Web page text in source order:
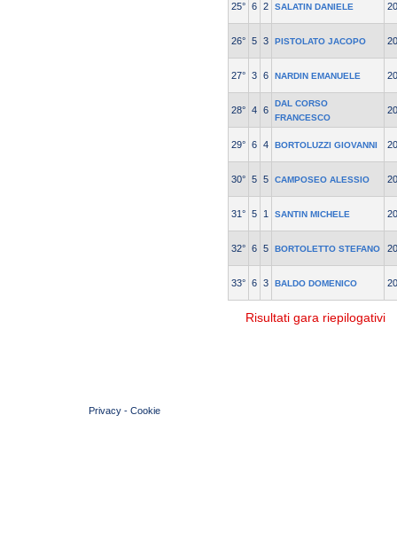
25° 6 2 SALATIN DANIELE
26° 5 3 PISTOLATO JACOPO
27° 3 6 NARDIN EMANUELE
28° 4 6
DAL CORSO
FRANCESCO
29° 6 4 BORTOLUZZI GIOVANNI
30° 5 5 CAMPOSEO ALESSIO
31° 5 1 SANTIN MICHELE
32° 6 5 BORTOLETTO STEFANO
33° 6 3 BALDO DOMENICO
Risultati gara riepilogativi
Privacy - Cookie